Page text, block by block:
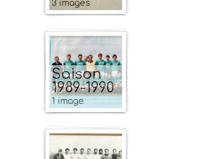
3 images
Saison
1989-1990
1 image